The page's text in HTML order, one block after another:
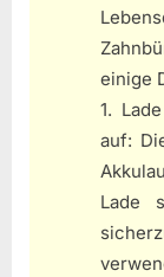
einige
1.
auf:
Lade